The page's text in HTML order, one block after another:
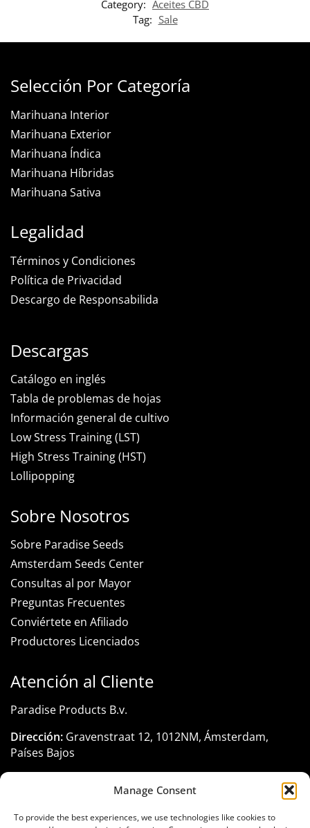
Manage Consent
To provide the best experiences, we use technologies like cookies to
Category: Aceites CBD
Tag: Sale
Selección Por Categoría
Marihuana Interior
Marihuana Exterior
Marihuana Índica
Marihuana Híbridas
Marihuana Sativa
Legalidad
Términos y Condiciones
Política de Privacidad
Descargo de Responsabilida
Descargas
Catálogo en inglés
Tabla de problemas de hojas
Información general de cultivo
Low Stress Training (LST)
High Stress Training (HST)
Lollipopping
Sobre Nosotros
Sobre Paradise Seeds
Amsterdam Seeds Center
Consultas al por Mayor
Preguntas Frecuentes
Conviértete en Afiliado
Productores Licenciados
Atención al Cliente
Paradise Products B.v.
Dirección: Gravenstraat 12, 1012NM, Ámsterdam,
Países Bajos
Teléfono: +31 206 795 422